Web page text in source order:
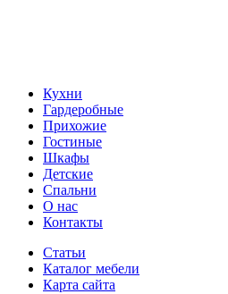
Кухни
Гардеробные
Прихожие
Гостиные
Шкафы
Детские
Спальни
О нас
Контакты
Статьи
Каталог мебели
Карта сайта